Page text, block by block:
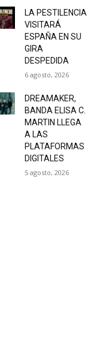
LA PESTILENCIA
VISITARÁ
ESPAÑA EN SU
GIRA
DESPEDIDA
6 agosto, 2026
DREAMAKER,
BANDA ELISA C.
MARTIN LLEGA
A LAS
PLATAFORMAS
DIGITALES
5 agosto, 2026